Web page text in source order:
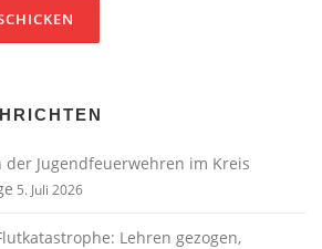
Jugendfeuerwehren im Kreis
5. Juli 2026
Lehren gezogen,